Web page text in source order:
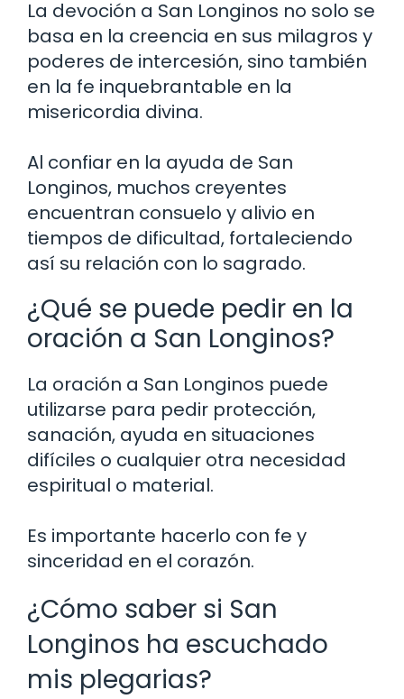
La devoción a San Longinos no solo se
basa en la creencia en sus milagros y
poderes de intercesión, sino también
en la fe inquebrantable en la
misericordia divina.
Al confiar en la ayuda de San
Longinos, muchos creyentes
encuentran consuelo y alivio en
tiempos de dificultad, fortaleciendo
así su relación con lo sagrado.
¿Qué se puede pedir en la
oración a San Longinos?
La oración a San Longinos puede
utilizarse para pedir protección,
sanación, ayuda en situaciones
difíciles o cualquier otra necesidad
espiritual o material.
Es importante hacerlo con fe y
sinceridad en el corazón.
¿Cómo saber si San
Longinos ha escuchado
mis plegarias?